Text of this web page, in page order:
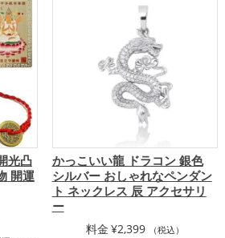
光凸
開運
かっこいい龍 ドラコン 銀色
シルバー おしゃれなペンダン
ト ネックレス 辰 アクセサリ
ー
料金 ¥2,399 （税込）